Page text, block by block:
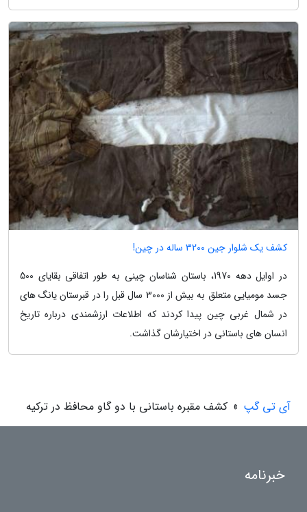
کشف یک شلوار جین 3200 ساله در چین!
در اوایل دهه 1970، باستان شناسان چینی به طور اتفاقی بقایای 500
جسد مومیایی متعلق به بیش از 3000 سال قبل را در قبرستان یانگ های
در شمال غربی چین پیدا کردند که اطلاعات ارزشمندی درباره تاریخ
انسان های باستانی در اختیارشان گذاشت.
آی تی گپ » کشف مقبره باستانی با دو گاو محافظ در ترکیه
خبرنامه